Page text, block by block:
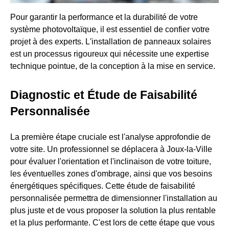
Pour garantir la performance et la durabilité de votre
système photovoltaïque, il est essentiel de confier votre
projet à des experts. L'installation de panneaux solaires
est un processus rigoureux qui nécessite une expertise
technique pointue, de la conception à la mise en service.
Diagnostic et Étude de Faisabilité
Personnalisée
La première étape cruciale est l'analyse approfondie de
votre site. Un professionnel se déplacera à Joux-la-Ville
pour évaluer l'orientation et l'inclinaison de votre toiture,
les éventuelles zones d'ombrage, ainsi que vos besoins
énergétiques spécifiques. Cette étude de faisabilité
personnalisée permettra de dimensionner l'installation au
plus juste et de vous proposer la solution la plus rentable
et la plus performante. C'est lors de cette étape que vous